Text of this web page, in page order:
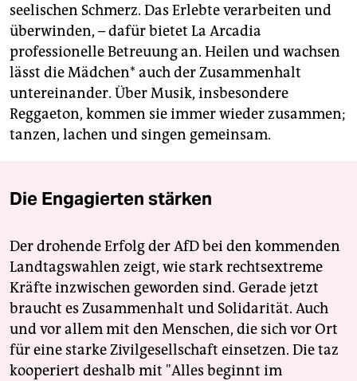
seelischen Schmerz. Das Erlebte verarbeiten und
überwinden, – dafür bietet La Arcadia
professionelle Betreuung an. Heilen und wachsen
lässt die Mädchen* auch der Zusammenhalt
untereinander. Über Musik, insbesondere
Reggaeton, kommen sie immer wieder zusammen;
tanzen, lachen und singen gemeinsam.
Die Engagierten stärken
Der drohende Erfolg der AfD bei den kommenden
Landtagswahlen zeigt, wie stark rechtsextreme
Kräfte inzwischen geworden sind. Gerade jetzt
braucht es Zusammenhalt und Solidarität. Auch
und vor allem mit den Menschen, die sich vor Ort
für eine starke Zivilgesellschaft einsetzen. Die taz
kooperiert deshalb mit "Alles beginnt im